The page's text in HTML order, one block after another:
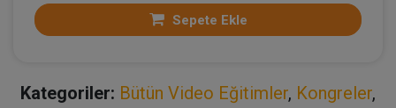
Sepete Ekle
Kategoriler: Bütün Video Eğitimler, Kongreler,